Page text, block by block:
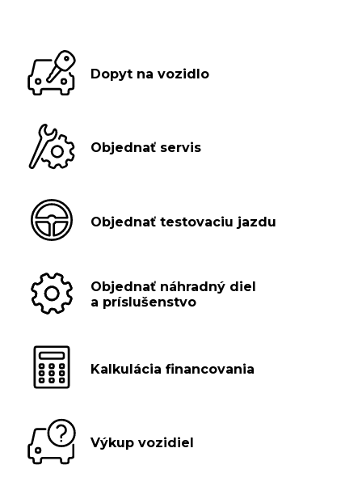
Dopyt na vozidlo
Objednať servis
Objednať testovaciu jazdu
Objednať náhradný diel
a príslušenstvo
Kalkulácia financovania
Výkup vozidiel